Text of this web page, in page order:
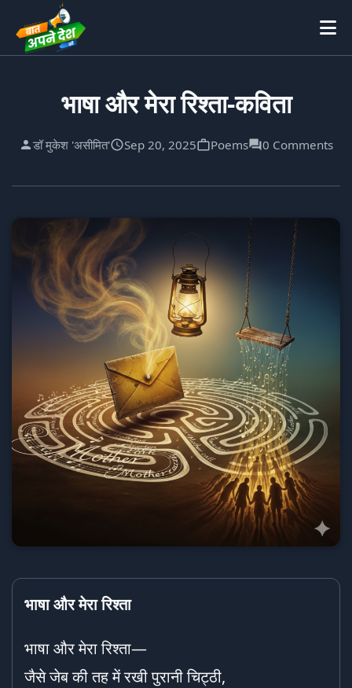
भाषा और मेरा रिश्ता-कविता
डॉ मुकेश 'असीमित' Sep 20, 2025 Poems 0 Comments
भाषा और मेरा रिश्ता
भाषा और मेरा रिश्ता—
जैसे जेब की तह में रखी पुरानी चिट्ठी,